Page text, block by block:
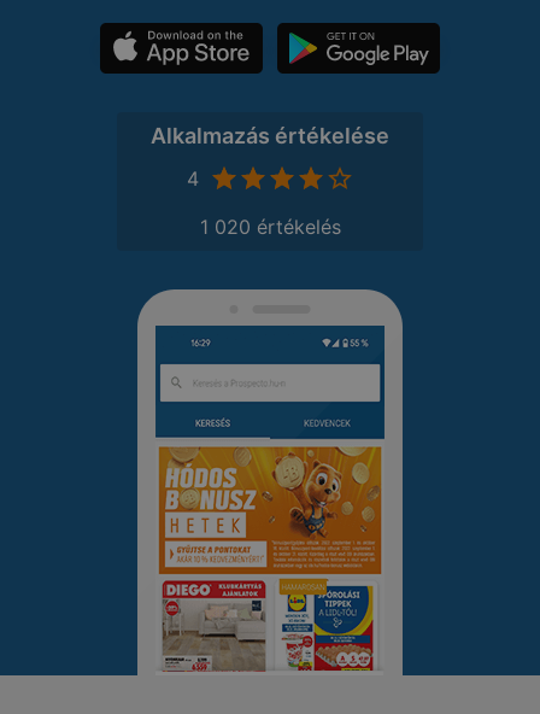
Alkalmazás értékelése
4
1 020 értékelés